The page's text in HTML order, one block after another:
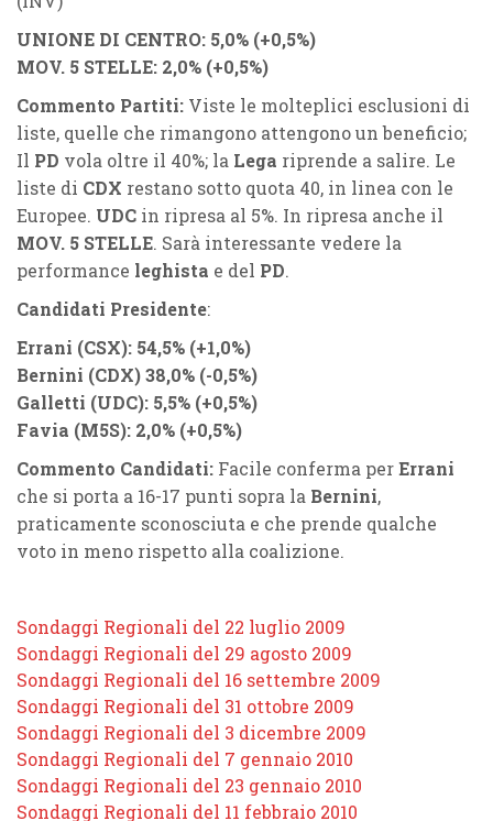
UNIONE DI CENTRO: 5,0% (+0,5%)
MOV. 5 STELLE: 2,0% (+0,5%)
Commento Partiti: Viste le molteplici esclusioni di
liste, quelle che rimangono attengono un beneficio;
Il PD vola oltre il 40%; la Lega riprende a salire. Le
liste di CDX restano sotto quota 40, in linea con le
Europee. UDC in ripresa al 5%. In ripresa anche il
MOV. 5 STELLE. Sarà interessante vedere la
performance leghista e del PD.
Candidati Presidente:
Errani (CSX): 54,5% (+1,0%)
Bernini (CDX) 38,0% (-0,5%)
Galletti (UDC): 5,5% (+0,5%)
Favia (M5S): 2,0% (+0,5%)
Commento Candidati: Facile conferma perErrani
che si porta a 16-17 punti sopra la Bernini,
praticamente sconosciuta e che prende qualche
voto in meno rispetto alla coalizione.
Sondaggi Regionali del 22 luglio 2009
Sondaggi Regionali del 29 agosto 2009
Sondaggi Regionali del 16 settembre 2009
Sondaggi Regionali del 31 ottobre 2009
Sondaggi Regionali del 3 dicembre 2009
Sondaggi Regionali del 7 gennaio 2010
Sondaggi Regionali del 23 gennaio 2010
Sondaggi Regionali del 11 febbraio 2010